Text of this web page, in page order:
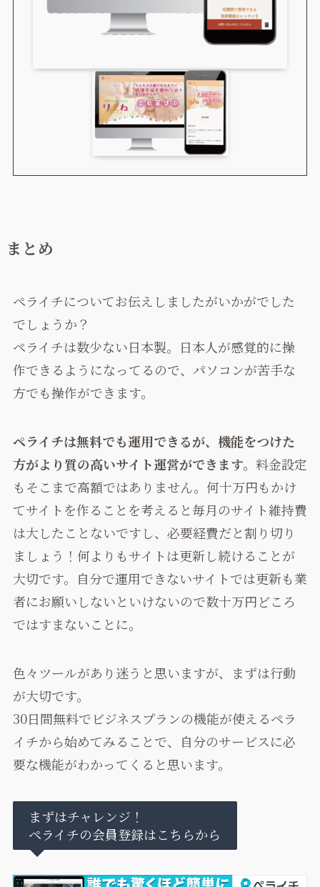
まとめ
ペライチについてお伝えしましたがいかがでした
でしょうか？
ペライチは数少ない日本製。日本人が感覚的に操
作できるようになってるので、パソコンが苦手な
方でも操作ができます。
ペライチは無料でも運用できるが、機能をつけた
方がより質の高いサイト運営ができます。 料金設定
もそこまで高額ではありません。何十万円もかけ
てサイトを作ることを考えると毎月のサイト維持費
は大したことないですし、必要経費だと割り切り
ましょう！何よりもサイトは更新し続けることが
大切です。自分で運用できないサイトでは更新も業
者にお願いしないといけないので数十万円どころ
ではすまないことに。
色々ツールがあり迷うと思いますが、まずは行動
が大切です。
30日間無料でビジネスプランの機能が使えるペラ
イチから始めてみることで、自分のサービスに必
要な機能がわかってくると思います。
まずはチャレンジ！
ペライチの会員登録はこちらから